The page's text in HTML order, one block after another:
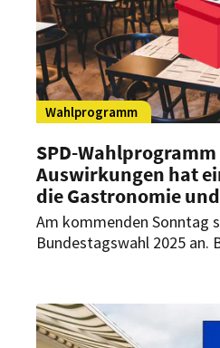
Wahlprogramm
SPD-
Auswirkungen hat
die Gastronomie
Am kommenden Sonntag
Bundestagswahl 2025 an.
einige Maßnahmen, die
beeinflussen könnten.